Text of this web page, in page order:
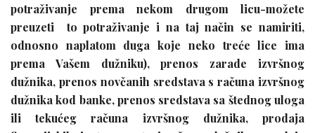
potraživanje prema nekom drugom licu-možete
preuzeti to potraživanje i na taj način se namiriti,
odnosno naplatom duga koje neko treće lice ima
prema Vašem dužniku), prenos zarade izvršnog
dužnika, prenos novčanih sredstava s računa izvršnog
dužnika kod banke, prenos sredstava sa štednog uloga
ili tekućeg računa izvršnog dužnika, prodaja